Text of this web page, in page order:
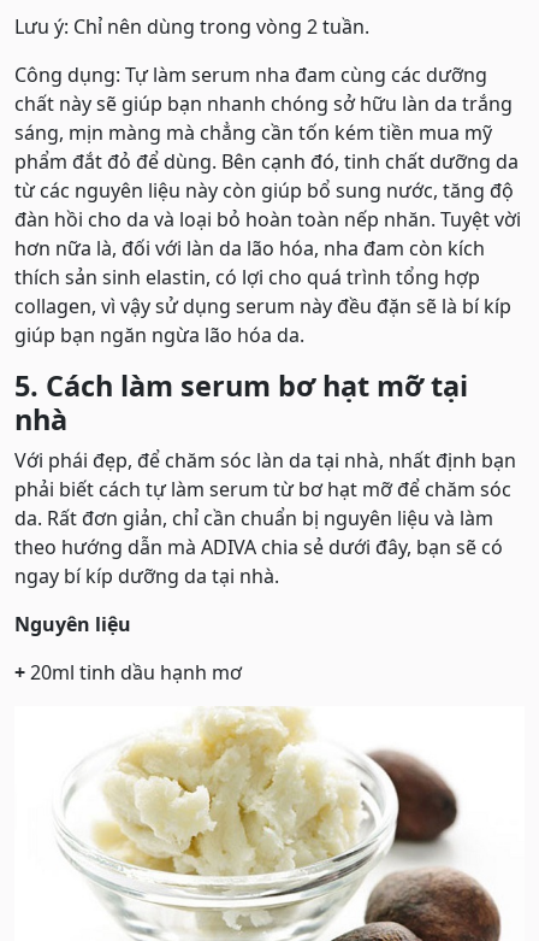
Lưu ý: Chỉ nên dùng trong vòng 2 tuần.
Công dụng: Tự làm serum nha đam cùng các dưỡng
chất này sẽ giúp bạn nhanh chóng sở hữu làn da trắng
sáng, mịn màng mà chẳng cần tốn kém tiền mua mỹ
phẩm đắt đỏ để dùng. Bên cạnh đó, tinh chất dưỡng da
từ các nguyên liệu này còn giúp bổ sung nước, tăng độ
đàn hồi cho da và loại bỏ hoàn toàn nếp nhăn. Tuyệt vời
hơn nữa là, đối với làn da lão hóa, nha đam còn kích
thích sản sinh elastin, có lợi cho quá trình tổng hợp
collagen, vì vậy sử dụng serum này đều đặn sẽ là bí kíp
giúp bạn ngăn ngừa lão hóa da.
5. Cách làm serum bơ hạt mỡ tại
nhà
Với phái đẹp, để chăm sóc làn da tại nhà, nhất định bạn
phải biết cách tự làm serum từ bơ hạt mỡ để chăm sóc
da. Rất đơn giản, chỉ cần chuẩn bị nguyên liệu và làm
theo hướng dẫn mà ADIVA chia sẻ dưới đây, bạn sẽ có
ngay bí kíp dưỡng da tại nhà.
Nguyên liệu
+20ml tinh dầu hạnh mơ